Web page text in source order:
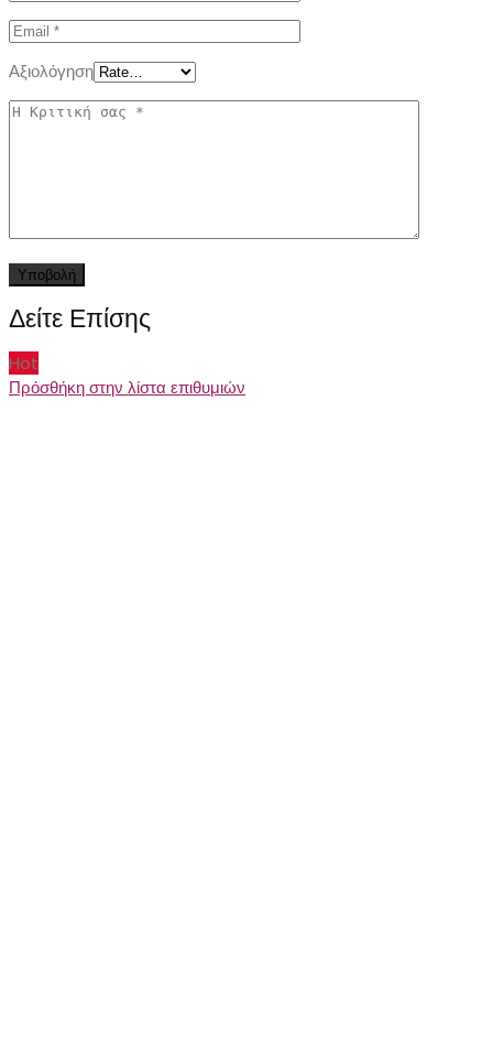
Αξιολόγηση
Δείτε Επίσης
Hot
Πρόσθήκη στην λίστα επιθυμιών